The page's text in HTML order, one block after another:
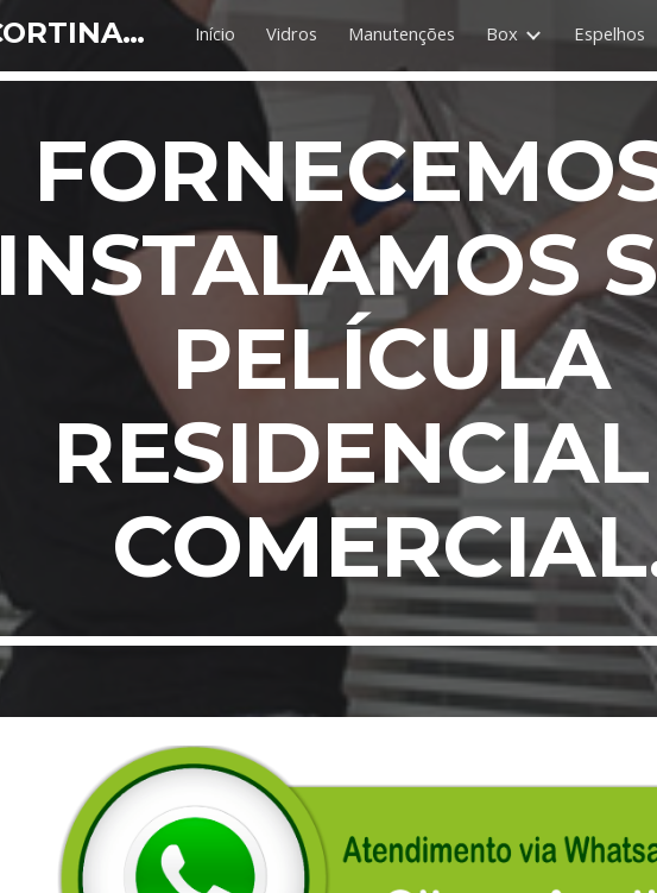
Skip to main content Skip to
ALCINO VIDROS CORTINAS E PERSIANAS Início Vidros Manutenções Box Espelhos
INSTALAMOS
PELÍCULA